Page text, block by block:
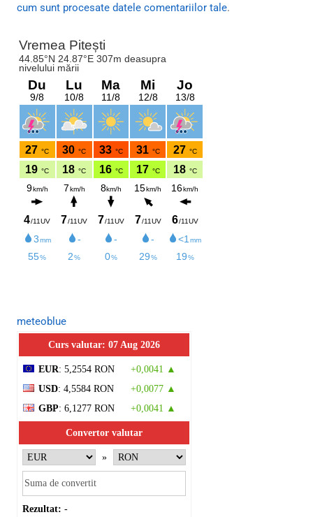
cum sunt procesate datele comentariilor tale.
meteoblue
Curs valutar: 07 Aug 2026
EUR: 5,2554 RON
+0,0041 ▲
USD: 4,5584 RON
+0,0077 ▲
GBP: 6,1277 RON +0,0041 ▲
Convertor valutar
»
Rezultat: -